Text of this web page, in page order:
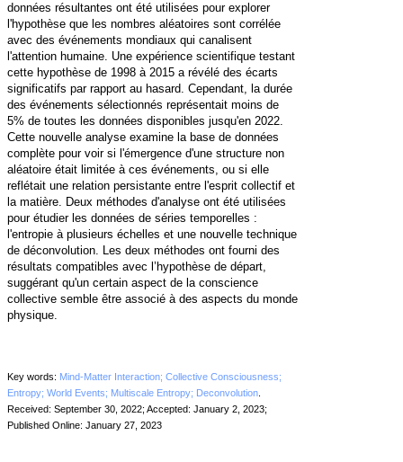
données résultantes ont été utilisées pour explorer
l'hypothèse que les nombres aléatoires sont corrélée
avec des événements mondiaux qui canalisent
l'attention humaine. Une expérience scientifique testant
cette hypothèse de 1998 à 2015 a révélé des écarts
significatifs par rapport au hasard. Cependant, la durée
des événements sélectionnés représentait moins de
5% de toutes les données disponibles jusqu'en 2022.
Cette nouvelle analyse examine la base de données
complète pour voir si l'émergence d'une structure non
aléatoire était limitée à ces événements, ou si elle
reflétait une relation persistante entre l'esprit collectif et
la matière. Deux méthodes d'analyse ont été utilisées
pour étudier les données de séries temporelles :
l'entropie à plusieurs échelles et une nouvelle technique
de déconvolution. Les deux méthodes ont fourni des
résultats compatibles avec l’hypothèse de départ,
suggérant qu'un certain aspect de la conscience
collective semble être associé à des aspects du monde
physique.
Key words: Mind-Matter Interaction; Collective Consciousness;
Entropy; World Events; Multiscale Entropy; Deconvolution
Received: September 30, 2022; Accepted: January 2, 2023;
Published Online: January 27, 2023